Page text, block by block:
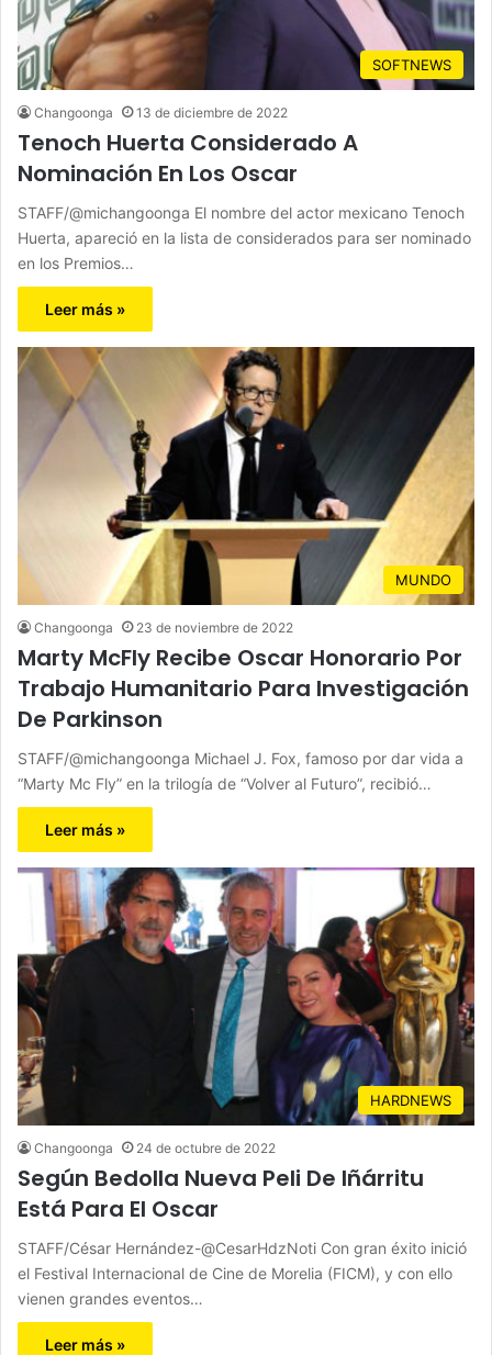
SOFTNEWS
Changoonga 13 de diciembre de 2022
Tenoch Huerta Considerado A
Nominación En Los Oscar
STAFF/@michangoonga El nombre del actor mexicano Tenoch
Huerta, apareció en la lista de considerados para ser nominado
en los Premios…
Leer más »
MUNDO
Changoonga 23 de noviembre de 2022
Marty McFly Recibe Oscar Honorario Por
Trabajo Humanitario Para Investigación
De Parkinson
STAFF/@michangoonga Michael J. Fox, famoso por dar vida a
“Marty Mc Fly” en la trilogía de “Volver al Futuro”, recibió…
Leer más »
HARDNEWS
Changoonga 24 de octubre de 2022
Según Bedolla Nueva Peli De Iñárritu
Está Para El Oscar
STAFF/César Hernández-@CesarHdzNoti Con gran éxito inició
el Festival Internacional de Cine de Morelia (FICM), y con ello
vienen grandes eventos…
Leer más »